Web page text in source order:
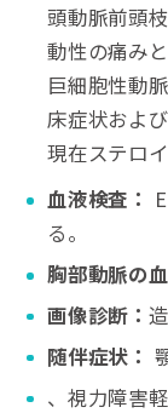
頭動脈前頭
動性の痛み
巨細胞性動
床症状およ
現在ステロ
血液検査：
る。
胸部動脈の
画像診断：
随伴症状：
、視力障害